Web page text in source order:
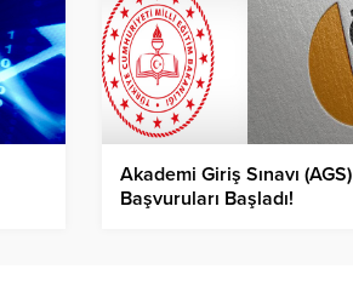
Akademi Giriş Sınavı (AGS)
Başvuruları Başladı!